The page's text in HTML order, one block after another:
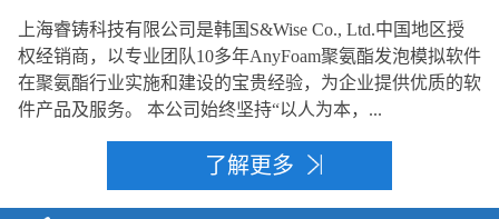
上海睿铸科技有限公司是韩国S&Wise Co., Ltd.中国地区授
权经销商，以专业团队10多年AnyFoam聚氨酯发泡模拟软件
在聚氨酯行业实施和建设的宝贵经验，为企业提供优质的软
件产品及服务。 本公司始终坚持“以人为本，...
了解更多